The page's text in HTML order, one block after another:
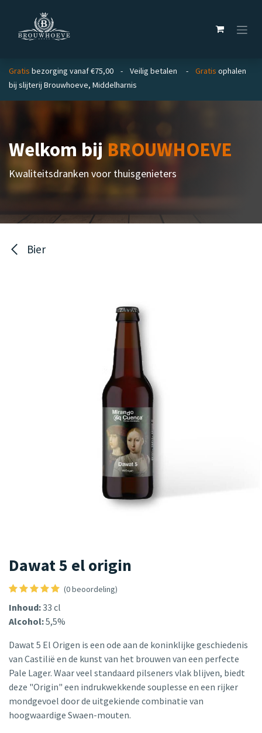
Gratis bezorging vanaf €75,00 - Veilig betalen - Gratis ophalen
bij slijterij Brouwhoeve, Middelharnis
Welkom bijBROUWHOEVE
Kwaliteitsdranken voor thuisgenieters
Bier
Dawat 5 el origin
(0 beoordeling)
Inhoud:33 cl
Alcohol:5,5%
Dawat 5 El Origen is een ode aan de koninklijke geschiedenis
van Castilië en de kunst van het brouwen van een perfecte
Pale Lager. Waar veel standaard pilseners vlak blijven, biedt
deze "Origin" een indrukwekkende souplesse en een rijker
mondgevoel door de uitgekiende combinatie van
hoogwaardige Swaen-mouten.